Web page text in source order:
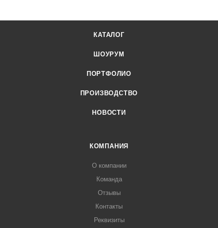
КАТАЛОГ
ШОУРУМ
ПОРТФОЛИО
ПРОИЗВОДСТВО
НОВОСТИ
КОМПАНИЯ
О компании
Команда
Отзывы
Контакты
Реквизиты